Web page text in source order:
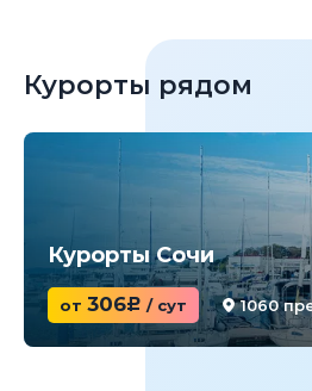
Курорты рядом
Курорты Сочи
от 306c / сут 1060